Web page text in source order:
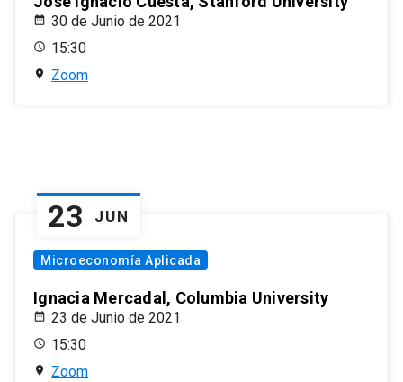
30 de Junio de 2021
15:30
Zoom
23 JUN
Microeconomía Aplicada
Ignacia Mercadal, Columbia University
23 de Junio de 2021
15:30
Zoom